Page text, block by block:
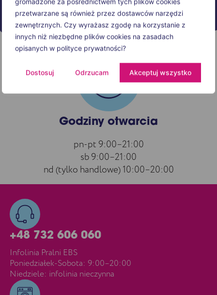
przetwarzane są również przez dostawców narzędzi
zewnętrznych. Czy wyrażasz zgodę na korzystanie z
innych niż niezbędne plików cookies na zasadach
opisanych w polityce prywatności?
Dostosuj Odrzucam Akceptuj wszystko
Godziny otwarcia
pn-pt 9:00–21:00
sb 9:00–21:00
nd (tylko handlowe) 10:00–20:00
+48 732 606 060
Infolinia Pralni EBS
Poniedziałek-Sobota: 9:00–20:00
Niedziele: infolinia nieczynna